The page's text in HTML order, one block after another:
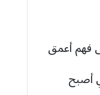
فهم أعمق
أصبح